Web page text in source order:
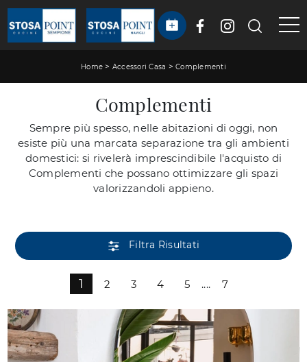
Home > Accessori Casa >Complementi
Complementi
Sempre più spesso, nelle abitazioni di oggi, non
esiste più una marcata separazione tra gli ambienti
domestici: si rivelerà imprescindibile l'acquisto di
Complementi che possano ottimizzare gli spazi
valorizzandoli appieno.
Filtra Risultati
1 2 3 4 5 .... 7